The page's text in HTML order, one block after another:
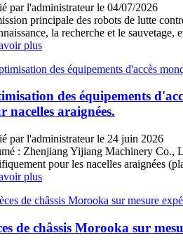
par l'administrateur le 04/07/2026
principale des robots de lutte
la recherche et le
plus
des équipements
nacelles araignées.
par l'administrateur le 24 juin 2026
: Zhenjiang Yijiang Machinery Co.,
pour les nacelles araignées
plus
de châssis Morooka sur